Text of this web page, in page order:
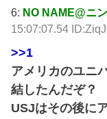
6: NO NAME@ニ
15:07:07.54
>>1
アメリカのユニ
結したんだぞ？
USJはその後に